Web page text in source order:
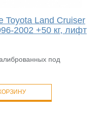
Land Cruiser
2002 +50 кг, лифт
под